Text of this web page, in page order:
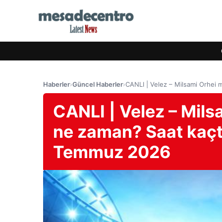
Haberler›Güncel Haberler›CANLI | Velez – Milsami Orhei
CANLI | Velez –
ne zaman? Saat
Temmuz 2026